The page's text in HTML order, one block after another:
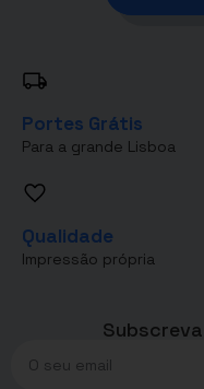
Portes Grátis
Para a grande Lisboa
Qualidade
Impressão própria